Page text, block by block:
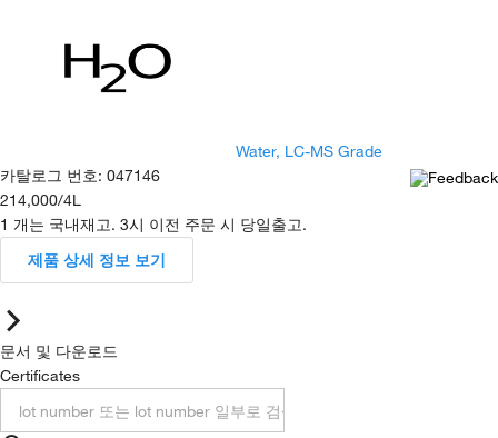
Water, LC-MS Grade
카탈로그 번호: 047146
214,000/4L
1 개는 국내재고. 3시 이전 주문 시 당일출고.
제품 상세 정보 보기
문서 및 다운로드
Certificates